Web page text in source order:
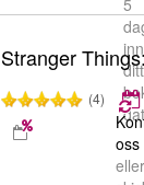
5
ditt
Stranger
(4)
oss
eller